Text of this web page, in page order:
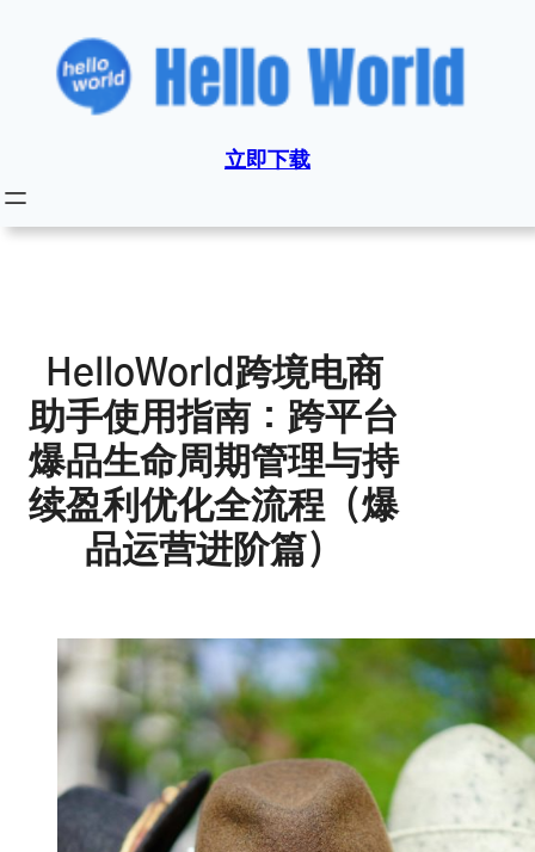
立即下载
HelloWorld跨境电商
助手使用指南：跨平台
爆品生命周期管理与持
续盈利优化全流程（爆
品运营进阶篇）